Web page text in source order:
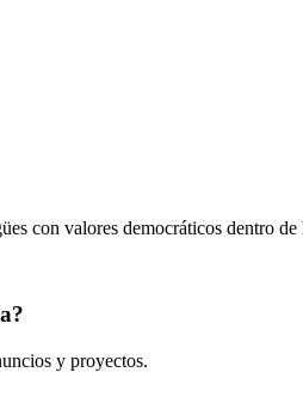
con valores democráticos dentro de
y proyectos.